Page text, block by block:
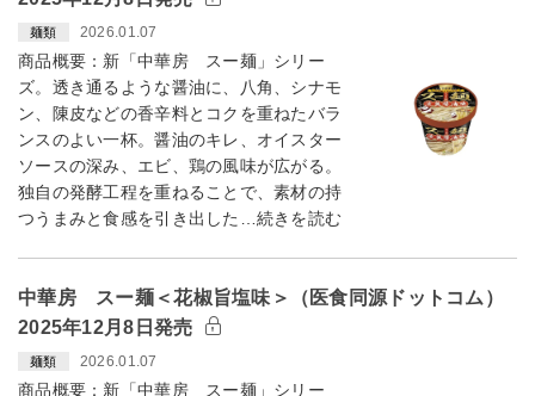
麺類 2026.01.07
商品概要：新「中華房 スー麺」シリー
ズ。透き通るような醤油に、八角、シナモ
ン、陳皮などの香辛料とコクを重ねたバラ
ンスのよい一杯。醤油のキレ、オイスター
ソースの深み、エビ、鶏の風味が広がる。
独自の発酵工程を重ねることで、素材の持
つうまみと食感を引き出した…続きを読む
中華房 スー麺＜花椒旨塩味＞（医食同源ドットコム）
2025年12月8日発売
麺類 2026.01.07
商品概要：新「中華房 スー麺」シリー